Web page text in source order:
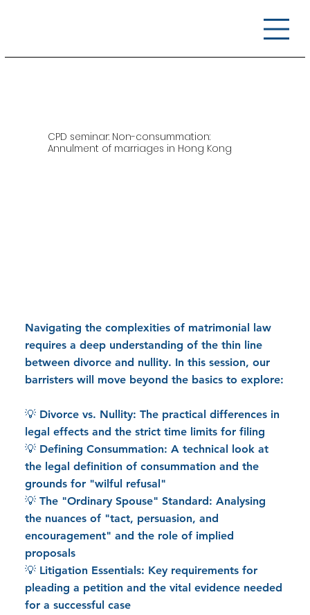
CPD seminar: Non-consummation:
Annulment of marriages in Hong Kong
Navigating the complexities of matrimonial law
requires a deep understanding of the thin line
between divorce and nullity. In this session, our
barristers will move beyond the basics to explore:
💡 Divorce vs. Nullity: The practical differences in
legal effects and the strict time limits for filing
💡 Defining Consummation: A technical look at
the legal definition of consummation and the
grounds for "wilful refusal"
💡 The "Ordinary Spouse" Standard: Analysing
the nuances of "tact, persuasion, and
encouragement" and the role of implied
proposals
💡 Litigation Essentials: Key requirements for
pleading a petition and the vital evidence needed
for a successful case